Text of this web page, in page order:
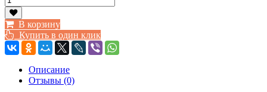
В корзину
Купить в один клик
Описание
Отзывы (0)